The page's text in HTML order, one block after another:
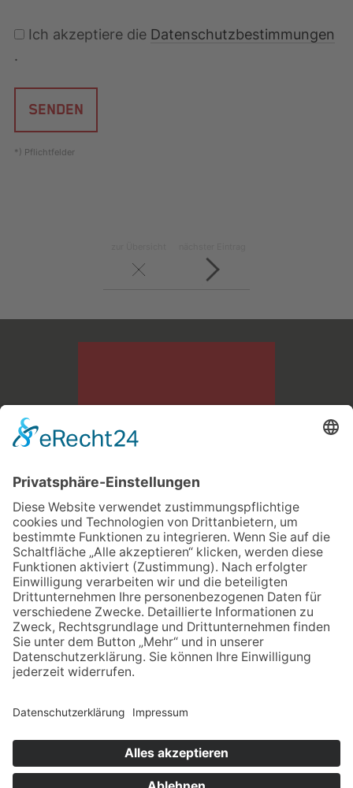
Ich akzeptiere die Datenschutzbestimmungen
.
SENDEN
*) Pflichtfelder
Bau- und Transportgesellschaft LINDNER mbH
Dresdner Str. 126 A
09337 Hohenstein - Ernstthal
IMPRESSUM